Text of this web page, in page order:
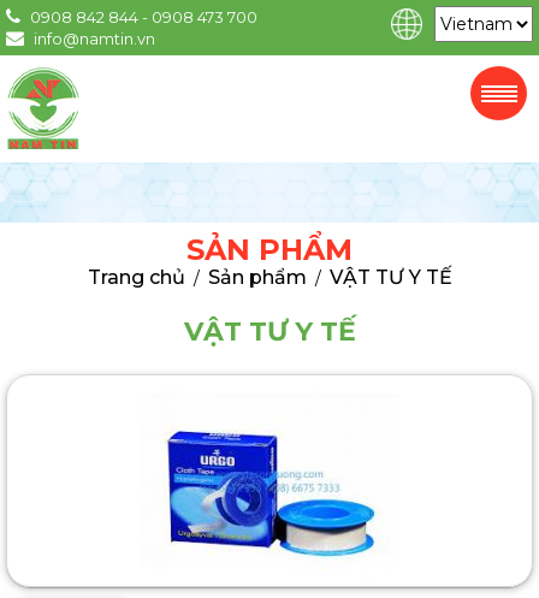
0908 842 844 - 0908 473 700
info@namtin.vn
SẢN PHẨM
Trang chủ / Sản phẩm / VẬT TƯ Y TẾ
VẬT TƯ Y TẾ